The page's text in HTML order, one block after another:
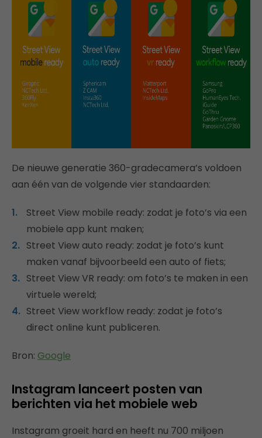
De nieuwe generatie 360-gradecamera’s voldoen
aan één van de volgende vier standaarden:
Street View mobile ready: zodat je foto’s via een
mobiele app kunt maken;
Street View auto ready: zodat je foto’s kunt
maken vanaf bijvoorbeeld een auto of fiets;
Street View VR ready: om foto’s te maken in een
virtuele wereld;
Street View workflow ready: zodat je foto’s
direct online kunt publiceren.
Bron: Google
Instagram lanceert posten van
berichten via het mobiele web
Instagram groeit hard en heeft nu 700 miljoen